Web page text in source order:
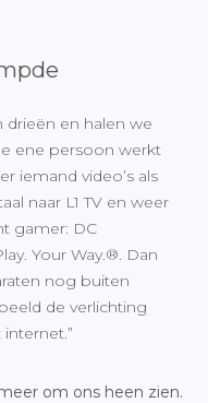
drieën en halen we
ene persoon werkt
iemand video’s als
naar L1 TV en weer
gamer: DC
Your Way.®. Dan
nog buiten
de verlichting
om ons heen zien.